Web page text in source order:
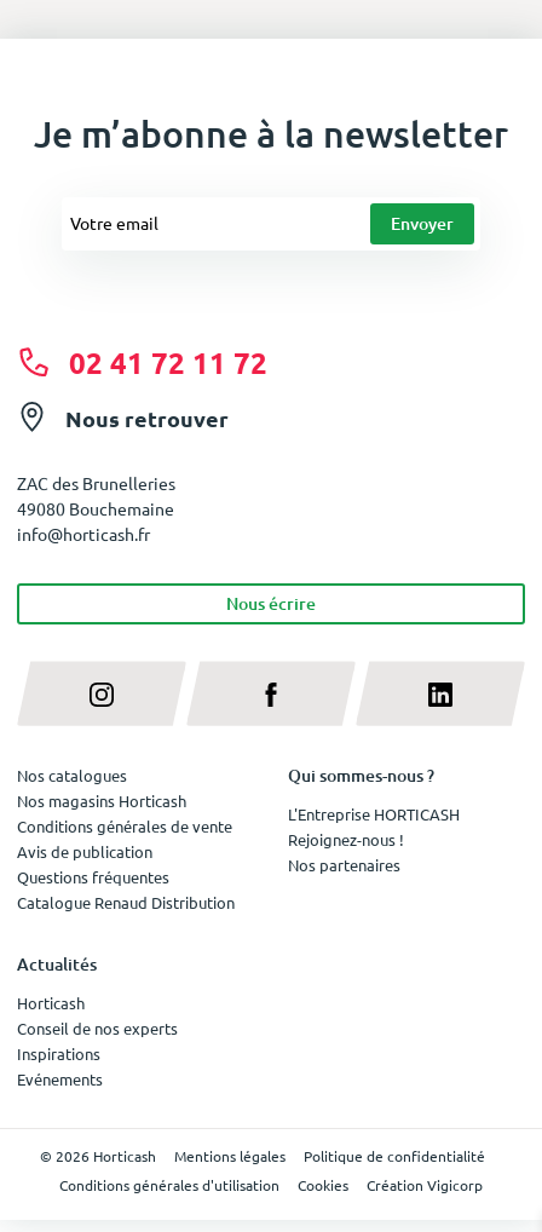
Je m’abonne à la newsletter
02 41 72 11 72
Nous retrouver
ZAC des Brunelleries
49080 Bouchemaine
info@horticash.fr
Nous écrire
Nos catalogues
Nos magasins Horticash
Conditions générales de vente
Avis de publication
Questions fréquentes
Catalogue Renaud Distribution
Qui sommes-nous ?
L'Entreprise HORTICASH
Rejoignez-nous !
Nos partenaires
Actualités
Horticash
Conseil de nos experts
Inspirations
Evénements
© 2026 Horticash Mentions légales
Politique de confidentialité
Conditions générales d'utilisation
Cookies Création Vigicorp